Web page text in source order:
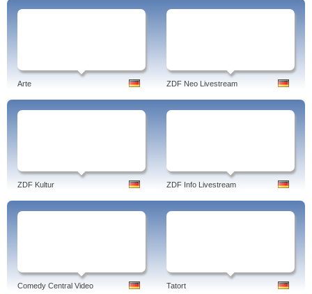
Arte ZDF Neo Livestream
ZDF Kultur ZDF Info Livestream
Comedy Central Video Tatort